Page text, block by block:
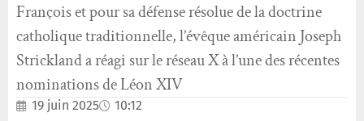
François et pour sa défense résolue de la doctrine
catholique traditionnelle, l’évêque américain Joseph
Strickland a réagi sur le réseau X à l’une des récentes
nominations de Léon XIV
19 juin 2025 10:12